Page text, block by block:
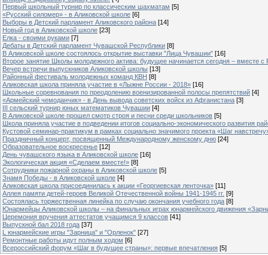
Первый школьный турнир по классическим шахматам [5]
«Русский силомер» - в Аликовской школе [6]
Выборы в Детский парламент Аликовского района [14]
Новый год в Аликовской школе [23]
Елка - своими руками [7]
Дебаты в Детский парламент Чувашской Республики [8]
В Аликовской школе состоялось открытие выставки "Лица Чувашии" [16]
Второе занятие Школы молодежного актива: будущее начинается сегодня – вместе
Вечер встречи выпускников Аликовской школы [13]
Районный фестиваль молодежных команд КВН [8]
Аликовская школа приняла участие в «Лыжне России - 2018» [16]
Школьные соревнования по преодолению военизированной полосы препятствий [4]
«Армейский чемоданчик» - в День вывода советских войск из Афганистана [3]
III сельский турнир юных математиков Чувашии [4]
В Аликовской школе прошел смотр строя и песни среди школьников [5]
Школа приняла участие в подведении итогов социально-экономического развития
Кустовой семинар-практикум в рамках социально значимого проекта «Шаг
Праздничный концерт, посвященный Международному женскому дню [24]
Образовательное воскресенье [12]
День чувашского языка в Аликовской школе [16]
Экологическая акция «Сделаем вместе!» [8]
Сотрудники пожарной охраны в Аликовской школе [5]
Знамя Победы - в Аликовской школе [4]
Аликовская школа присоединилась к акции «Георгиевская ленточка» [11]
Аллея памяти детей-героев Великой Отечественной войны 1941-1945 гг. [9]
Cостоялась торжественная линейка по случаю окончания учебного года [8]
Юнармейцы Аликовской школы – на финальных играх юнармейского движения
Церемония вручения аттестатов учащимся 9 классов [41]
Выпускной бал 2018 года [37]
L юнармейские игры "Зарница" и "Орленок" [27]
Ремонтные работы идут полным ходом [6]
Всероссийский форум «Шаг в будущее страны»: первые впечатления [5]